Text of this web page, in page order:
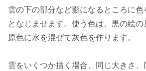
雲の下の部分など影になるところに
となじませます。使う色は、黒の絵
原色に水を混ぜて灰色を作ります。
雲をいくつか描く場合、同じ大きさ、